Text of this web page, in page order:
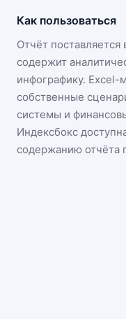
Как пользоваться
Отчёт поставляется
содержит
инфографику. Excel-
собственные
системы и
Индексбокс
содержанию отчёта